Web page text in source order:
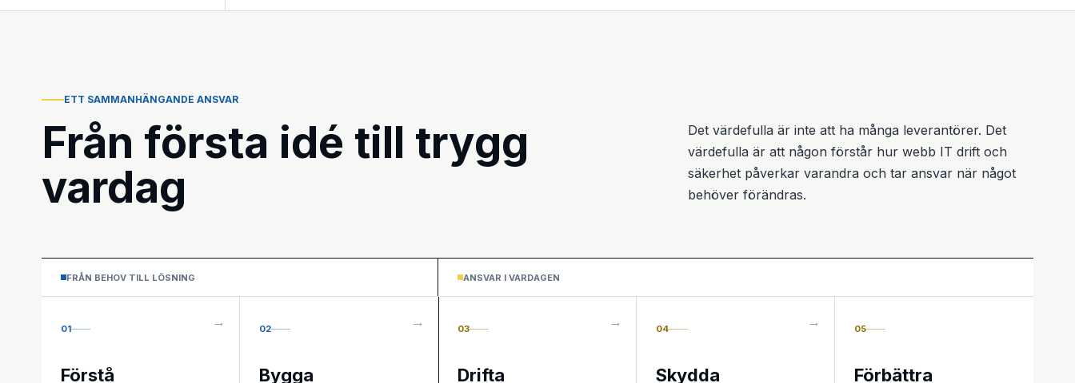
ETT SAMMANHÄNGANDE ANSVAR
Från första idé till trygg
vardag
Det värdefulla är inte att ha många leverantörer. Det
värdefulla är att någon förstår hur webb IT drift och
säkerhet påverkar varandra och tar ansvar när något
behöver förändras.
FRÅN BEHOV TILL LÖSNING ANSVAR I VARDAGEN
01
Förstå
02
Bygga
03
Drifta
04
Skydda
05
Förbättra